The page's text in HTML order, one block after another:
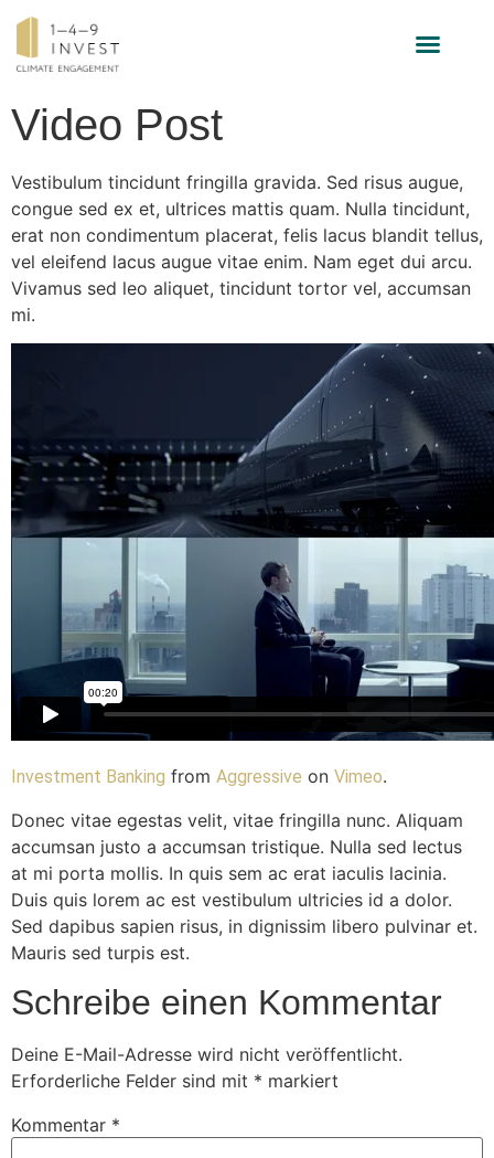
Video Post
Vestibulum tincidunt fringilla gravida. Sed risus augue,
congue sed ex et, ultrices mattis quam. Nulla tincidunt,
erat non condimentum placerat, felis lacus blandit tellus,
vel eleifend lacus augue vitae enim. Nam eget dui arcu.
Vivamus sed leo aliquet, tincidunt tortor vel, accumsan
mi.
Investment Banking from Aggressive on Vimeo.
Donec vitae egestas velit, vitae fringilla nunc. Aliquam
accumsan justo a accumsan tristique. Nulla sed lectus
at mi porta mollis. In quis sem ac erat iaculis lacinia.
Duis quis lorem ac est vestibulum ultricies id a dolor.
Sed dapibus sapien risus, in dignissim libero pulvinar et.
Mauris sed turpis est.
Schreibe einen Kommentar
Deine E-Mail-Adresse wird nicht veröffentlicht.
Erforderliche Felder sind mit * markiert
Kommentar *